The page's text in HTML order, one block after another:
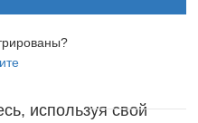
используя свой